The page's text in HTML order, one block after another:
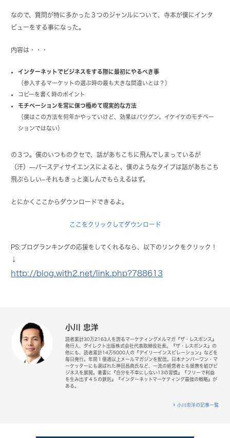
なので、質問が特に多かった３つのジャンルについて、寺本が僕にインタ
ビューをする事になった。
内容は・・・
インターネットでビジネスをする際に最初にやるべき事
（参入するマーケットの選ぶ時の最も大きな間違いとは？）
コピーを書く時のポイント
モチベーションを常に保つ極めて現実的な方法
（僕はこの方法を何年かやっていけど、効果はバツグン。イケイケのモチベー
ションではない）
の３つ。僕のいつものクセで、話があちこちに飛んでしまっているが
（汗）—バースディサイエンスによると、僕のようなタイプは話があちこち
飛ぶらしい−それもきっと楽しんでもらえるはず。
とにかくここからダウンロードできるよ。
ここをクリックしてダウンロード
PS:ブログランキングの応援をしてくれるなら、以下のリンクをクリック！
↓
http://blog.with2.net/link.php?788613
小川 忠洋
読者累計30万2163人を誇るマーケティングメルマガ『ザ・レスポンス』
発行人、ダイレクト出版株式会社代表取締役社長。『ザ・レスポンス』の
他にも、読者累計14万5000人の『デイリーインスピレーション』などを
毎日発行。年間１億通以上メールマガジンを配信。日本ナンバーワン・マ
ーケッターにも選ばれた神田昌典氏など、一流の経営者とも提携を結びビ
ジネスを展開。著書に『自分を不幸にしない13の習慣』『フリーで利益
を生み出す４５の鉄則』『インターネットマーケティング最強の戦略』が
ある。
小川忠洋の記事一覧